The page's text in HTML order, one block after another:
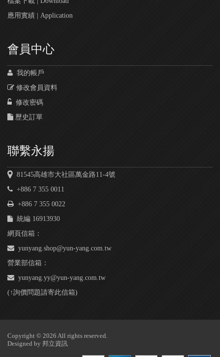
應用實績 | Application
會員中心
我的帳戶
修改會員資料
修改密碼
歷史訂單
聯繫永揚
81545高雄市大社區萬金路11-4號
+886 7 355 0011
+886 7 355 0022
統編 16913930
網頁信箱：
yunyang.shop@yun-yang.com.tw
營業部信箱：
yunyang.yy@yun-yang.com.tw
(↑詢價問題請寄此信箱)
Copyright © 2026 All rights reserved.
Designed by 邦立資訊